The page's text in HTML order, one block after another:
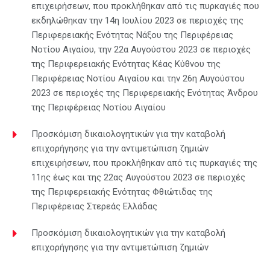
επιχειρήσεων, που προκλήθηκαν από τις πυρκαγιές που
εκδηλώθηκαν την 14η Ιουλίου 2023 σε περιοχές της
Περιφερειακής Ενότητας Νάξου της Περιφέρειας
Νοτίου Αιγαίου, την 22α Αυγούστου 2023 σε περιοχές
της Περιφερειακής Ενότητας Κέας Κύθνου της
Περιφέρειας Νοτίου Αιγαίου και την 26η Αυγούστου
2023 σε περιοχές της Περιφερειακής Ενότητας Άνδρου
της Περιφέρειας Νοτίου Αιγαίου
Προσκόμιση δικαιολογητικών για την καταβολή
επιχορήγησης για την αντιμετώπιση ζημιών
επιχειρήσεων, που προκλήθηκαν από τις πυρκαγιές της
11ης έως και της 22ας Αυγούστου 2023 σε περιοχές
της Περιφερειακής Ενότητας Φθιώτιδας της
Περιφέρειας Στερεάς Ελλάδας
Προσκόμιση δικαιολογητικών για την καταβολή
επιχορήγησης για την αντιμετώπιση ζημιών